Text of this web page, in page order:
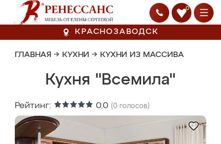
0
КРАСНОЗАВОДСК
ГЛАВНАЯ → КУХНИ → КУХНИ ИЗ МАССИВА
Кухня "Всемила"
Рейтинг: 0.0 (0 голосов)